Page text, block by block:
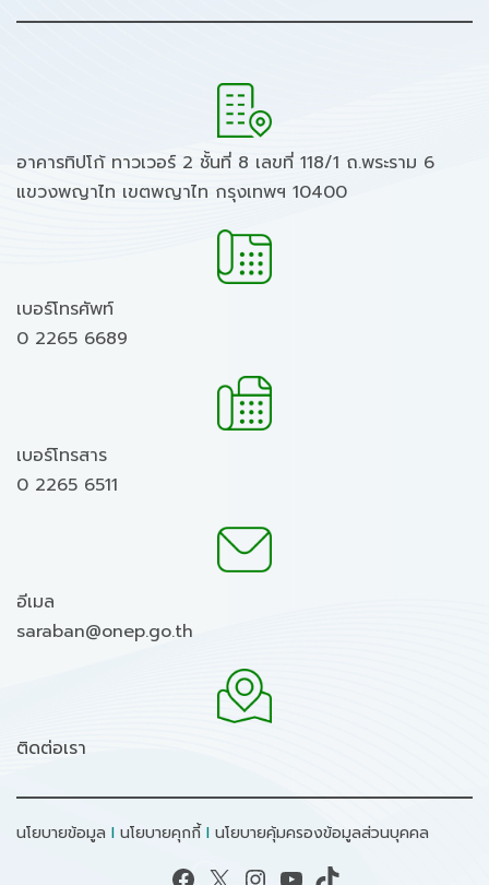
อาคารทิปโก้ ทาวเวอร์ 2 ชั้นที่ 8 เลขที่ 118/1 ถ.พระราม 6
แขวงพญาไท เขตพญาไท กรุงเทพฯ 10400
เบอร์โทรศัพท์
0 2265 6689
เบอร์โทรสาร
0 2265 6511
อีเมล
saraban@onep.go.th
ติดต่อเรา
นโยบายข้อมูล I นโยบายคุกกี้ I นโยบายคุ้มครองข้อมูลส่วนบุคคล